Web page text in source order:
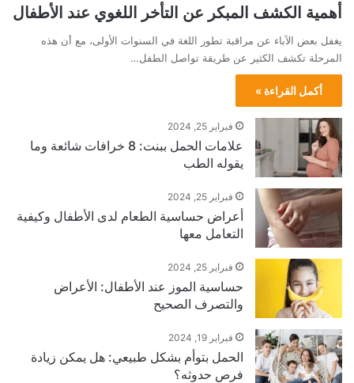
أهمية الكشف المبكر عن التأخر اللغوي عند الأطفال
يغفل بعض الآباء عن مراقبة تطور اللغة في السنوات الأولى، مع أن هذه
المرحلة تكشف الكثير عن طريقة تواصل الطفل…
أكمل القراءة »
فبراير 25, 2024
علامات الحمل ببنت: 8 خرافات شائعة وما
يقوله الطب
فبراير 25, 2024
أعراض حساسية الطعام لدى الأطفال وكيفية
التعامل معها
فبراير 25, 2024
حساسية الموز عند الأطفال: الأعراض
والتصرف الصحيح
فبراير 19, 2024
الحمل بتوأم بشكل طبيعي: هل يمكن زيادة
فرص حدوثه؟